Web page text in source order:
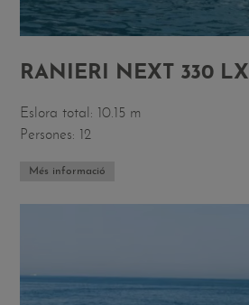
RANIERI NEXT 330 LX
Eslora total: 10.15 m
Persones: 12
Més informació